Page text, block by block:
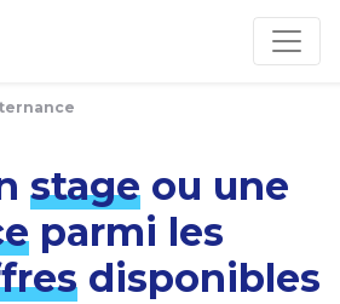
stage ou une
parmi les
disponibles
cookies